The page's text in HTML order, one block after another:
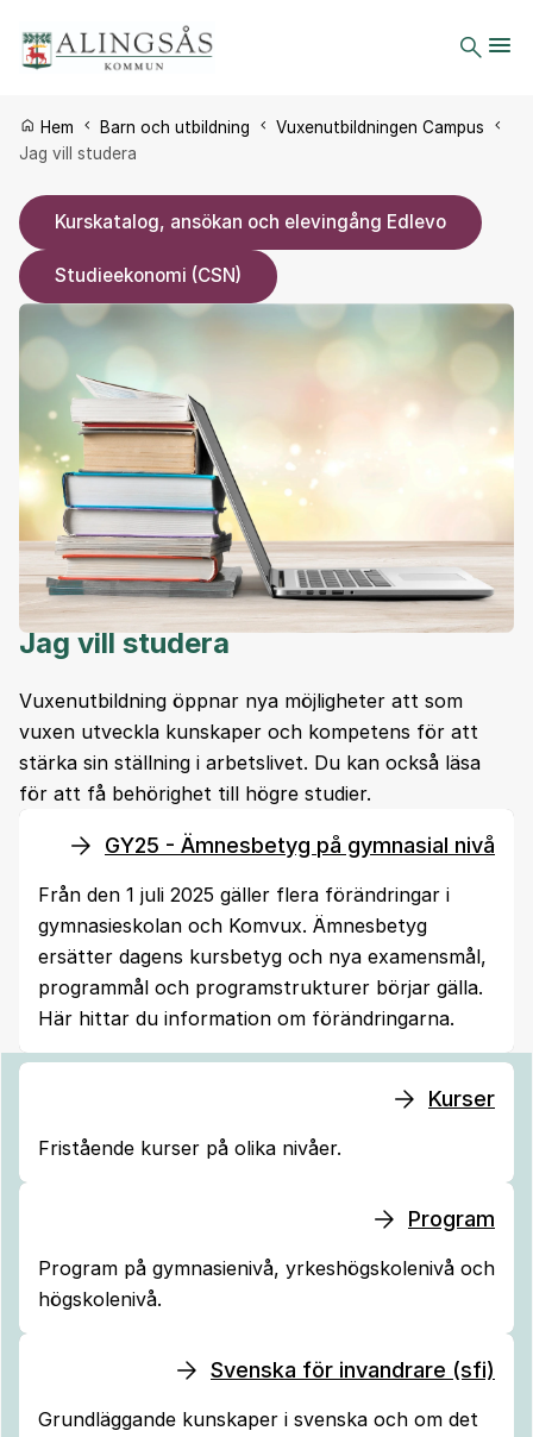
Du är här:
Hem Barn och utbildning
Vuxenutbildningen Campus
Jag vill studera
Kurskatalog, ansökan och elevingång Edlevo
Studieekonomi (CSN)
Jag vill studera
Vuxenutbildning öppnar nya möjligheter att som
vuxen utveckla kunskaper och kompetens för att
stärka sin ställning i arbetslivet. Du kan också läsa
för att få behörighet till högre studier.
GY25 - Ämnesbetyg på gymnasial nivå
Från den 1 juli 2025 gäller flera förändringar i
gymnasieskolan och Komvux. Ämnesbetyg
ersätter dagens kursbetyg och nya examensmål,
programmål och programstrukturer börjar gälla.
Här hittar du information om förändringarna.
Kurser
Fristående kurser på olika nivåer.
Program
Program på gymnasienivå, yrkeshögskolenivå och
högskolenivå.
Svenska för invandrare (sfi)
Grundläggande kunskaper i svenska och om det